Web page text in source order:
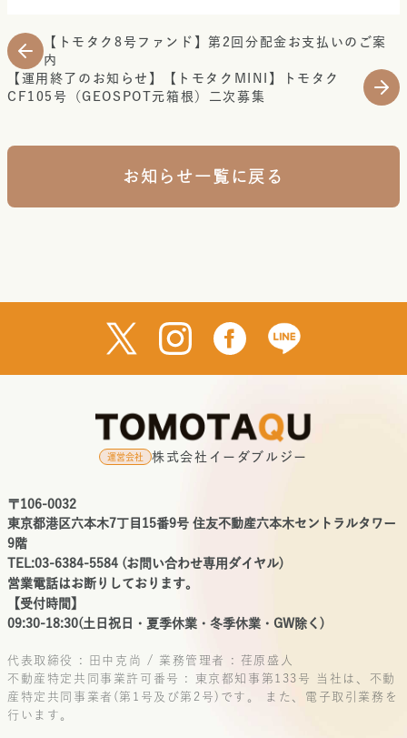
【トモタク8号ファンド】第2回分配金お支払いのご案
内
【運用終了のお知らせ】【トモタクMINI】トモタク
CF105号（GEOSPOT元箱根）二次募集
お知らせ一覧に戻る
運営会社 株式会社イーダブルジー
〒106-0032
東京都港区六本木7丁目15番9号 住友不動産六本木セントラルタワー
9階
TEL:03-6384-5584 (お問い合わせ専用ダイヤル)
営業電話はお断りしております。
【受付時間】
09:30-18:30(土日祝日・夏季休業・冬季休業・GW除く)
代表取締役 : 田中克尚 / 業務管理者 : 荏原盛人
不動産特定共同事業許可番号 : 東京都知事第133号
当社は、不動
産特定共同事業者(第1号及び第2号)です。
また、電子取引業務を
行います。